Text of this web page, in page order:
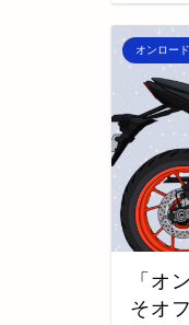
オンロー
「オ
そオ